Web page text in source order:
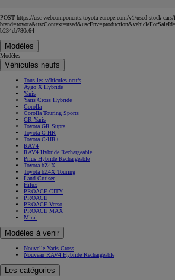
POST https://usc-webcomponents.toyota-europe.com/v1/used-stock-
b234eb780c64
Modèles
Modèles
Véhicules neufs
Tous les véhicules neufs
Aygo X Hybride
Yaris
Yaris Cross Hybride
Corolla
Corolla Touring Sports
GR Yaris
Toyota GR Supra
Toyota C-HR
Toyota C-HR+
RAV4
RAV4 Hybride Rechargeable
Prius Hybride Rechargeable
Toyota bZ4X
Toyota bZ4X Touring
Land Cruiser
Hilux
PROACE CITY
PROACE
PROACE Verso
PROACE MAX
Mirai
Modèles à venir
Nouvelle Yaris Cross
Nouveau RAV4 Hybride Rechargeable
Les catégories